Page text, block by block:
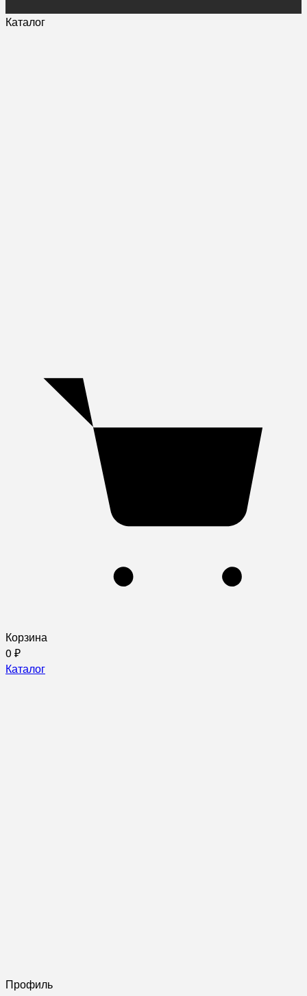
Каталог
Корзина
0 ₽
Каталог
Профиль